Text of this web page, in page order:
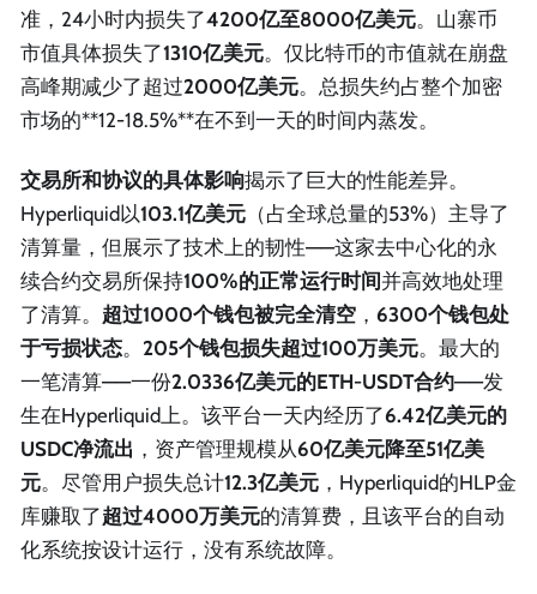
准，24小时内损失了4200亿至8000亿美元。山寨币
市值具体损失了1310亿美元。仅比特币的市值就在崩盘
高峰期减少了超过2000亿美元。总损失约占整个加密
市场的**12-18.5%**在不到一天的时间内蒸发。
交易所和协议的具体影响揭示了巨大的性能差异。
Hyperliquid以103.1亿美元 （占全球总量的53%）主导了
清算量，但展示了技术上的韧性——这家去中心化的永
续合约交易所保持100%的正常运行时间并高效地处理
了清算。 超过1000个钱包被完全清空 ， 6300个钱包处
于亏损状态。 205个钱包损失超过100万美元。最大的
一笔清算——一份2.0336亿美元的ETH-USDT合约——发
生在Hyperliquid上。该平台一天内经历了6.42亿美元的
USDC净流出 ，资产管理规模从60亿美元降至51亿美
元。尽管用户损失总计12.3亿美元 ，Hyperliquid的HLP金
库赚取了超过4000万美元的清算费，且该平台的自动
化系统按设计运行，没有系统故障。